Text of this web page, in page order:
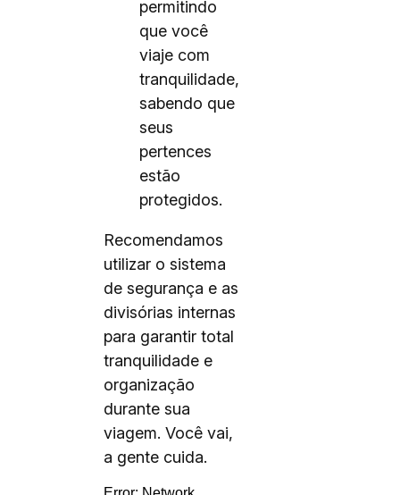
permitindo
que você
viaje com
tranquilidade,
sabendo que
seus
pertences
estão
protegidos.
Recomendamos
utilizar o sistema
de segurança e as
divisórias internas
para garantir total
tranquilidade e
organização
durante sua
viagem. Você vai,
a gente cuida.